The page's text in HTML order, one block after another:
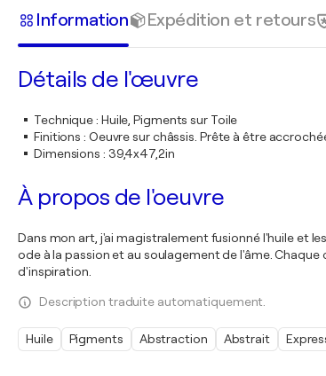
Information Expédition et retours
Détails de l'œuvre
Technique: Huile, Pigments sur Toile
Finitions : Oeuvre sur châssis. Prête à être
Dimensions : 39,4x47,2in
À propos de l'oeuvre
Dans mon art, j'ai magistralement fusionné l'huile et
ode à la passion et au soulagement de l'âme.
d'inspiration.
Description traduite automatiquement.
Huile Pigments Abstraction Abstrait